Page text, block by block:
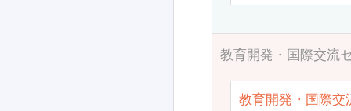
教育開発・国際交流
教育開発・国際交